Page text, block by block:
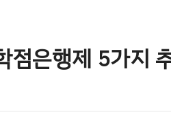
점은행제 5가지